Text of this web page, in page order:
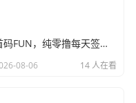
首码FUN，纯零撸每天签到，月撸4位数，团队高回报，干就完了！
08-06 14 人在看